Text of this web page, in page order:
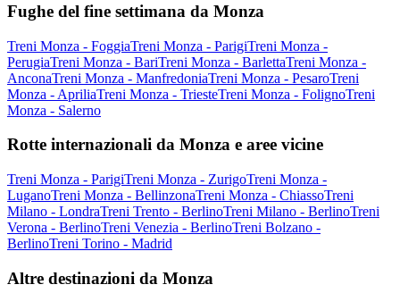
Fughe del fine settimana da Monza
Treni Monza - FoggiaTreni Monza - ParigiTreni Monza -
PerugiaTreni Monza - BariTreni Monza - BarlettaTreni Monza -
AnconaTreni Monza - ManfredoniaTreni Monza - PesaroTreni
Monza - ApriliaTreni Monza - TriesteTreni Monza - FolignoTreni
Monza - Salerno
Rotte internazionali da Monza e aree vicine
Treni Monza - ParigiTreni Monza - ZurigoTreni Monza -
LuganoTreni Monza - BellinzonaTreni Monza - ChiassoTreni
Milano - LondraTreni Trento - BerlinoTreni Milano - BerlinoTreni
Verona - BerlinoTreni Venezia - BerlinoTreni Bolzano -
BerlinoTreni Torino - Madrid
Altre destinazioni da Monza